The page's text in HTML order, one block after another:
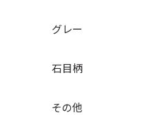
グレー
石目柄
その他